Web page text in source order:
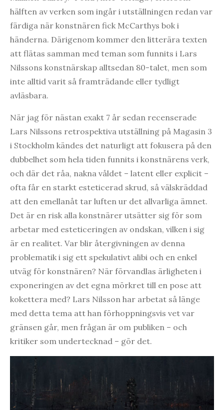
hälften av verken som ingår i utställningen redan var
färdiga när konstnären fick McCarthys bok i
händerna. Därigenom kommer den litterära texten
att flätas samman med teman som funnits i Lars
Nilssons konstnärskap alltsedan 80-talet, men som
inte alltid varit så framträdande eller tydligt
avläsbara.
När jag för nästan exakt 7 år sedan recenserade
Lars Nilssons retrospektiva utställning på Magasin 3
i Stockholm kändes det naturligt att fokusera på den
dubbelhet som hela tiden funnits i konstnärens verk,
och där det råa, nakna våldet – latent eller explicit –
ofta får en starkt esteticerad skrud, så välskräddad
att den emellanåt tar luften ur det allvarliga ämnet.
Det är en risk alla konstnärer utsätter sig för som
arbetar med esteticeringen av ondskan, vilken i sig
är en realitet. Var blir återgivningen av denna
problematik i sig ett spekulativt alibi och en enkel
utväg för konstnären? När förvandlas ärligheten i
exponeringen av det egna mörkret till en pose att
kokettera med? Lars Nilsson har arbetat så länge
med detta tema att han förhoppningsvis vet var
gränsen går, men frågan är om publiken – och
kritiker som undertecknad – gör det.